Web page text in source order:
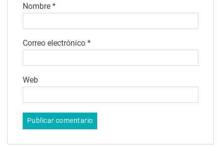
Nombre *
Correo electrónico *
Web